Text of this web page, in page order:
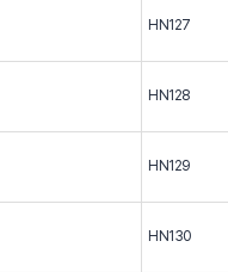
HN127
HN128
HN129
HN130